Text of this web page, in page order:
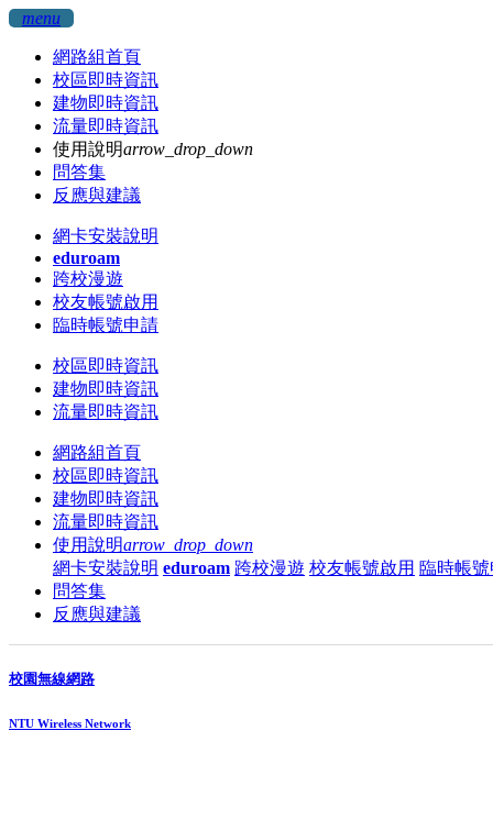
menu
網路組首頁
校區即時資訊
建物即時資訊
流量即時資訊
使用說明arrow_drop_down
問答集
反應與建議
網卡安裝說明
eduroam
跨校漫遊
校友帳號啟用
臨時帳號申請
校區即時資訊
建物即時資訊
流量即時資訊
網路組首頁
校區即時資訊
建物即時資訊
流量即時資訊
使用說明arrow_drop_down
網卡安裝說明 eduroam 跨校漫遊 校友帳號啟用 臨時帳
問答集
反應與建議
校園無線網路
NTU Wireless Network